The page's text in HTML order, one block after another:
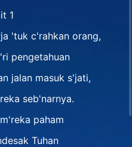
1
'tuk c'rahkan orang,
pengetahuan
jalan masuk s'jati,
seb'narnya.
paham
Tuhan